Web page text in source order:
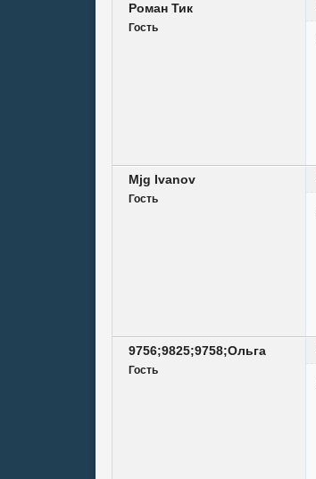
Роман Тик
Гость
Mjg Ivаnоv
Гость
9756;9825;9758;Ольга
Гость